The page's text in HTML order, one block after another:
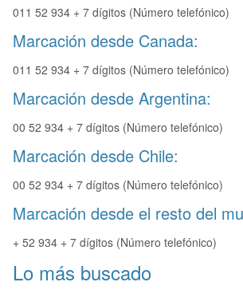
011 52 934 + 7 dígitos (Número telefónico)
Marcación desde Canada:
011 52 934 + 7 dígitos (Número telefónico)
Marcación desde Argentina:
00 52 934 + 7 dígitos (Número telefónico)
Marcación desde Chile:
00 52 934 + 7 dígitos (Número telefónico)
Marcación desde el resto del
+ 52 934 + 7 dígitos (Número telefónico)
Lo más buscado